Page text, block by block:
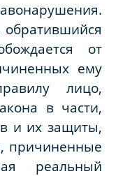
обратившийся
от
ему
лицо,
в части,
и их защиты,
причиненные
реальный